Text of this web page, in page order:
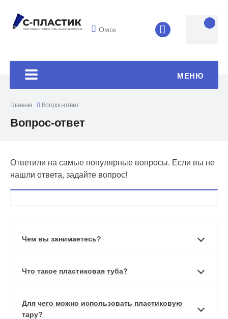
Омск 8 (4852) 33-
МЕНЮ
Главная Вопрос-ответ
Вопрос-ответ
Ответили на самые популярные вопросы. Если вы не
нашли ответа, задайте вопрос!
Чем вы занимаетесь?
Что такое пластиковая туба?
Для чего можно использовать пластиковую
тару?